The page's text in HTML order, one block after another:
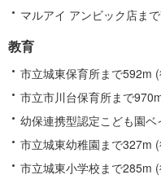
マルアイ アンビック店ま
教育
市立城東保育所まで592m
市立市川台保育所まで
幼保連携型認定こども園
市立城東幼稚園まで327m
市立城東小学校まで285m